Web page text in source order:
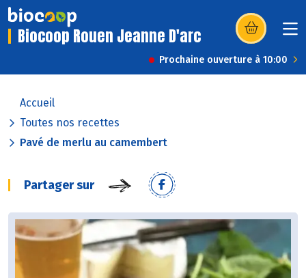
Biocoop Rouen Jeanne D'arc (s’ouvre dans
Prochaine ouverture à 10:00
Accueil
Toutes nos recettes
Pavé de merlu au camembert
Partager sur